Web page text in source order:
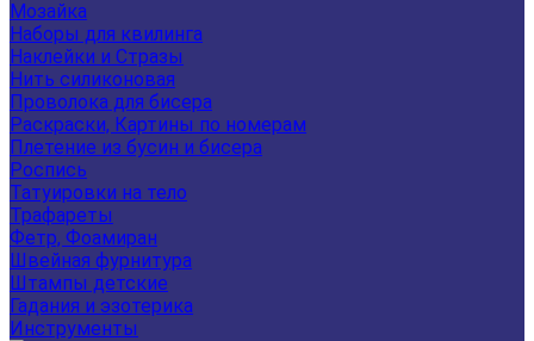
Мозайка
Наборы для квилинга
Наклейки и Стразы
Нить силиконовая
Проволока для бисера
Раскраски, Картины по номерам
Плетение из бусин и бисера
Роспись
Татуировки на тело
Трафареты
Фетр, Фоамиран
Швейная фурнитура
Штампы детские
Гадания и эзотерика
Инструменты